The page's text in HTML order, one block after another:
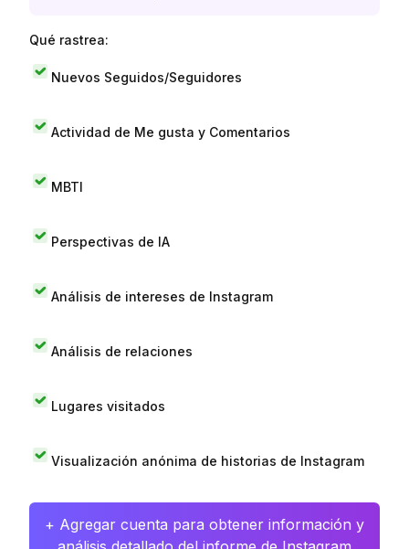
Qué rastrea:
Nuevos Seguidos/Seguidores
Actividad de Me gusta y Comentarios
MBTI
Perspectivas de IA
Análisis de intereses de Instagram
Análisis de relaciones
Lugares visitados
Visualización anónima de historias de Instagram
+ Agregar cuenta para obtener información y